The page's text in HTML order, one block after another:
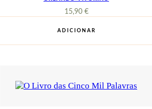
15,90 €
ADICIONAR